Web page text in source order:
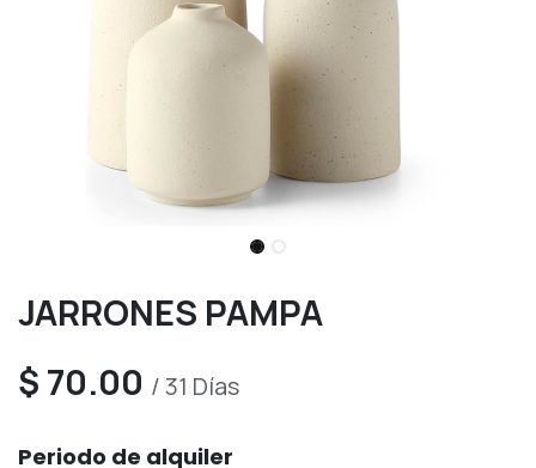
JARRONES PAMPA
$ 70.00 /31 Días
Periodo de alquiler